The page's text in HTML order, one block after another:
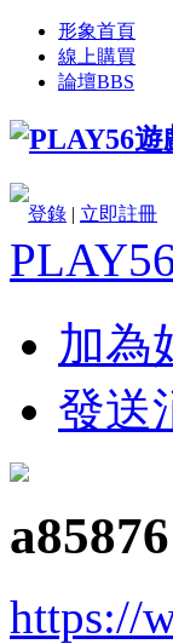
形象首頁
線上購買
論壇BBS
登錄 | 立即註冊
加為
發送
https://